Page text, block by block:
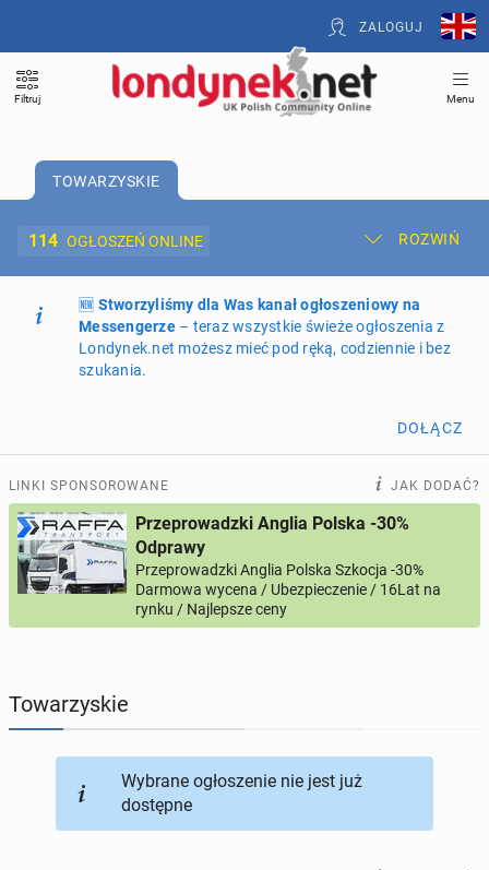
ZALOGUJ
Filtruj Menu
TOWARZYSKIE
114 OGŁOSZEŃ ONLINE ROZWIŃ
Dodaj ogłoszenie Moje ogłoszenia
Oferta i cennik ogłoszeń
ogłoszenia online
PROFILE KANDYDATÓW 290 profili online
USŁUGI 165ogłoszeń online
KUPIĘ & SPRZEDAM
🆕 Stworzyliśmy dla Was kanał ogłoszeniowy na
Messengerze– teraz wszystkie świeże ogłoszenia z
Londynek.net możesz mieć pod ręką, codziennie i bez
szukania.
DOŁĄCZ
LINKI SPONSOROWANE JAK DODAĆ?
Przeprowadzki Anglia Polska -30%
Odprawy
Przeprowadzki Anglia Polska Szkocja -30%
Darmowa wycena / Ubezpieczenie / 16Lat na
rynku / Najlepsze ceny
Towarzyskie
Wybrane ogłoszenie nie jest już
dostępne